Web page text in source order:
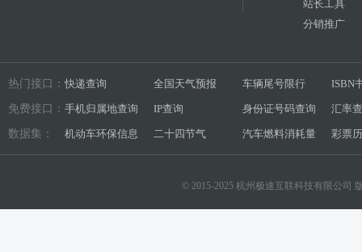
站长工具
分销推广
热门接口： 快递查询 全国天气预报 车辆尾号限行 ISBN
免费接口： 手机归属地查询 IP查询 身份证号码查询 汇率
数据集： 机动车环保信息 二十四节气 汽车燃料消耗量 彩票
© 2015-2025 杭州极速互联科技有限公司